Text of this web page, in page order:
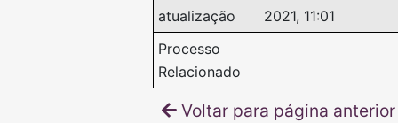
atualização
2021, 11:01
Processo
Relacionado
Voltar para página anterior